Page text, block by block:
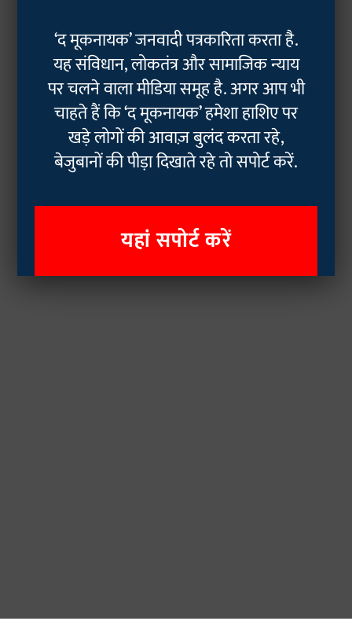
‘द मूकनायक’ जनवादी पत्रकारिता करता है.
यह संविधान, लोकतंत्र और सामाजिक न्याय
पर चलने वाला मीडिया समूह है. अगर आप भी
चाहते हैं कि ‘द मूकनायक’ हमेशा हाशिए पर
खड़े लोगों की आवाज़ बुलंद करता रहे,
बेजुबानों की पीड़ा दिखाते रहे तो सपोर्ट करें.
यहां सपोर्ट करें